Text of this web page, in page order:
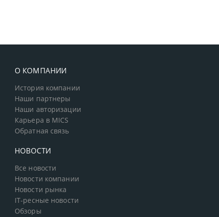
О КОМПАНИИ
История компании
Наши партнеры
Наши авторизации
Карьера в MICS
Обратная связь
НОВОСТИ
Все новости
Новости компании
Новости рынка
IT-ресные новости
Обзоры